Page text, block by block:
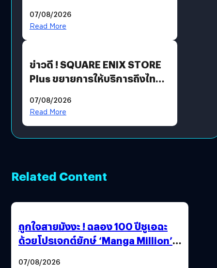
07/08/2026
Read More
ข่าวดี ! SQUARE ENIX STORE
Plus ขยายการให้บริการถึงไทย
โดยตรง
07/08/2026
Read More
Related Content
ถูกใจสายมังงะ ! ฉลอง 100 ปีชูเอฉะ
ด้วยโปรเจกต์ยักษ์ ‘Manga Million’
07/08/2026